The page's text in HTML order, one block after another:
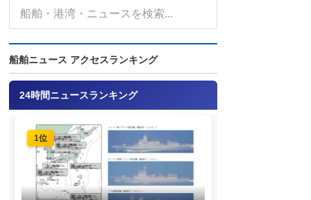
船舶ニュース アクセスランキング
24時間ニュースランキング
1位